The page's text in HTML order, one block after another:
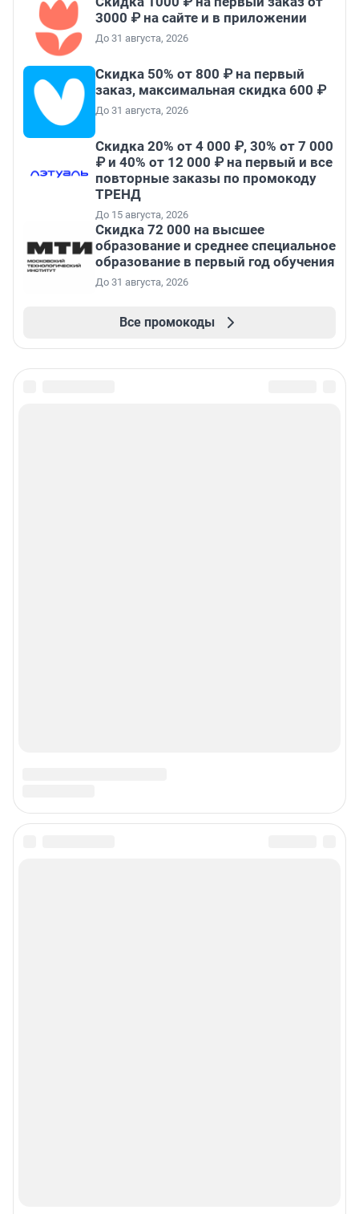
3000 ₽ на сайте и в приложении
До 31 августа, 2026
Скидка 50% от 800 ₽ на первый
заказ, максимальная скидка 600 ₽
До 31 августа, 2026
Скидка 20% от 4 000 ₽, 30% от 7 000
₽ и 40% от 12 000 ₽ на первый и все
повторные заказы по промокоду
ТРЕНД
До 15 августа, 2026
Скидка 72 000 на высшее
образование и среднее специальное
образование в первый год обучения
До 31 августа, 2026
Все промокоды